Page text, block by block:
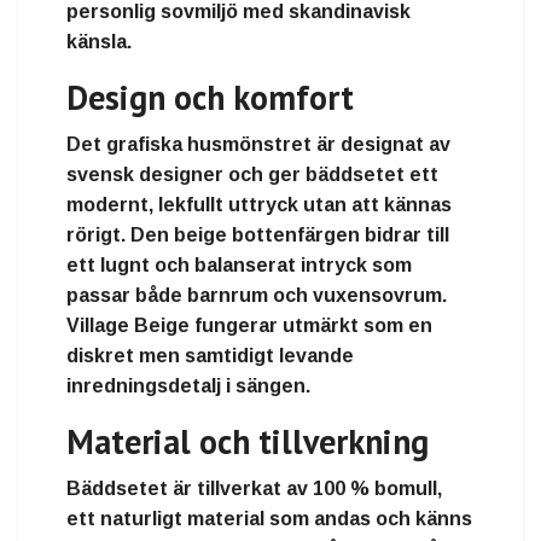
personlig sovmiljö med skandinavisk
känsla.
Design och komfort
Det grafiska husmönstret är designat av
svensk designer och ger bäddsetet ett
modernt, lekfullt uttryck utan att kännas
rörigt. Den beige bottenfärgen bidrar till
ett lugnt och balanserat intryck som
passar både barnrum och vuxensovrum.
Village Beige fungerar utmärkt som en
diskret men samtidigt levande
inredningsdetalj i sängen.
Material och tillverkning
Bäddsetet är tillverkat av 100 % bomull,
ett naturligt material som andas och känns